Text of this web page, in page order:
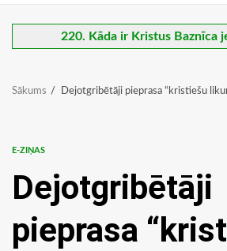
220. Kāda ir Kristus Baznīca
Sākums Dejotgribētāji pieprasa “kristiešu
E-ZIŅAS
Dejotgribētāji
pieprasa